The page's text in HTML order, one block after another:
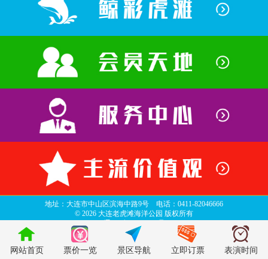
地址：大连市中山区滨海中路9号 电话：0411-82046666
© 2026 大连老虎滩海洋公园 版权所有
top
网站首页 票价一览 景区导航 立即订票 表演时间